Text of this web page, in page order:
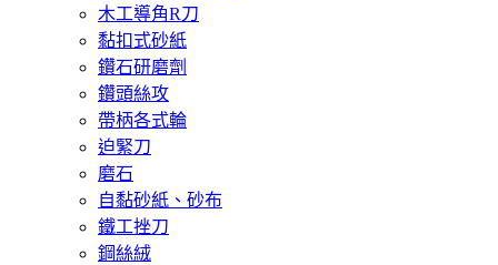
木工導角R刀
黏扣式砂紙
鑽石研磨劑
鑽頭絲攻
帶柄各式輪
迫緊刀
磨石
自黏砂紙、砂布
鐵工挫刀
鋼絲絨